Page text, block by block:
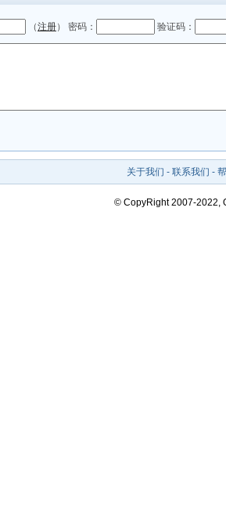
（注册） 密码： 验证码：
关于我们 - 联系我们 -
© CopyRight 2007-2022,